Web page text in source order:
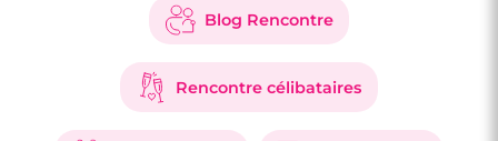
Blog Rencontre
Rencontre célibataires